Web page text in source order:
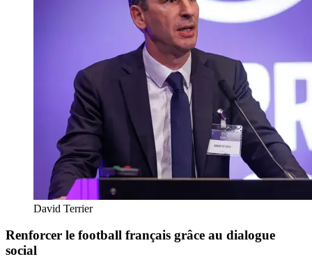
David Terrier
Renforcer le football français grâce au dialogue
social